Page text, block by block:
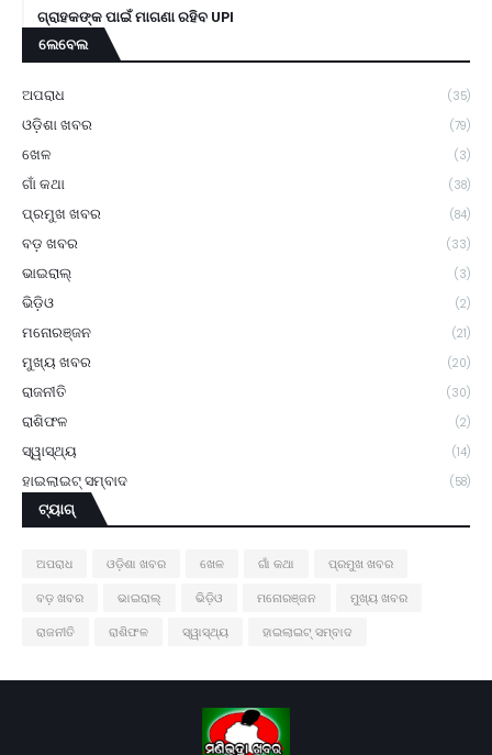
ଗ୍ରାହକଙ୍କ ପାଇଁ ମାଗଣା ରହିବ UPI
ଲେବେଲ
ଅପରାଧ (35)
ଓଡ଼ିଶା ଖବର (79)
ଖେଳ (3)
ଗାଁ କଥା (38)
ପ୍ରମୁଖ ଖବର (84)
ବଡ଼ ଖବର (33)
ଭାଇରାଲ୍ (3)
ଭିଡ଼ିଓ (2)
ମନୋରଞ୍ଜନ (21)
ମୁଖ୍ୟ ଖବର (20)
ରାଜନୀତି (30)
ରାଶିଫଳ (2)
ସ୍ୱାସ୍ଥ୍ୟ (14)
ହାଇଲାଇଟ୍ ସମ୍ବାଦ (58)
ଟ୍ୟାଗ୍
ଅପରାଧ ଓଡ଼ିଶା ଖବର ଖେଳ ଗାଁ କଥା
ପ୍ରମୁଖ ଖବର
ବଡ଼ ଖବର
ଭାଇରାଲ୍ ଭିଡ଼ିଓ ମନୋରଞ୍ଜନ
ମୁଖ୍ୟ ଖବର
ରାଜନୀତି
ରାଶିଫଳ ସ୍ୱାସ୍ଥ୍ୟ ହାଇଲାଇଟ୍ ସମ୍ବାଦ